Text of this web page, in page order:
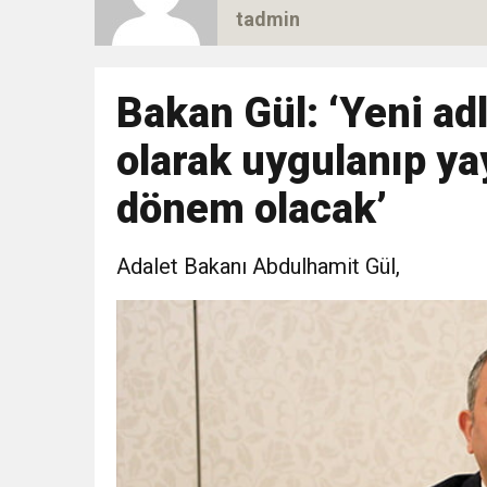
16:47
16:44 Dana karkas alım
16:44 Nevşin Mengü, Kemal
19:12
tadmin
Bakan Gül: ‘Yeni
olarak uygulanıp
dönem olacak’
Adalet Bakanı Abdulhamit Gül,